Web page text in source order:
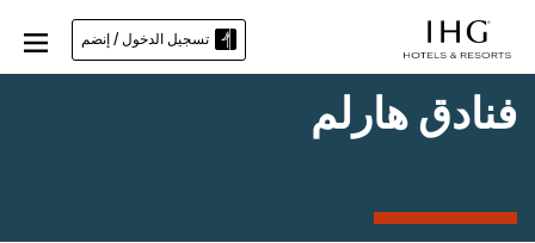
تسجيل الدخول / إنضم
فنادق هارلم